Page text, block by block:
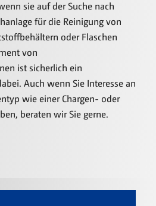
sie auf der Suche nach
für die Reinigung von
oder Flaschen
von
ist sicherlich ein
Auch wenn Sie Interesse an
wie einer Chargen- oder
beraten wir Sie gerne.